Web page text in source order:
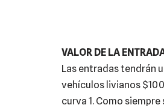
VALOR DE LA
Las entradas tendrán
vehículos livianos
curva 1. Como